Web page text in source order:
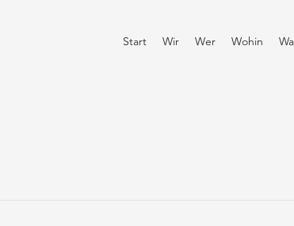
Start Wir Wer Wohin